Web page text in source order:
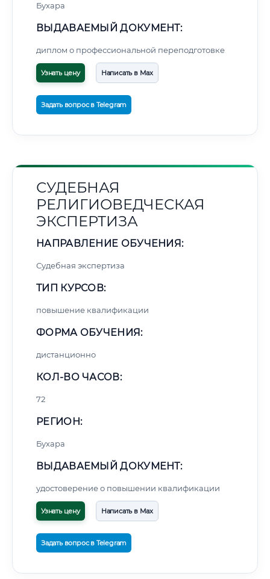
Бухара
ВЫДАВАЕМЫЙ ДОКУМЕНТ:
диплом о профессиональной переподготовке
Узнать цену Написать в Max
Задать вопрос в Telegram
СУДЕБНАЯ
РЕЛИГИОВЕДЧЕСКАЯ
ЭКСПЕРТИЗА
НАПРАВЛЕНИЕ ОБУЧЕНИЯ:
Судебная экспертиза
ТИП КУРСОВ:
повышение квалификации
ФОРМА ОБУЧЕНИЯ:
дистанционно
КОЛ-ВО ЧАСОВ:
72
РЕГИОН:
Бухара
ВЫДАВАЕМЫЙ ДОКУМЕНТ:
удостоверение о повышении квалификации
Узнать цену Написать в Max
Задать вопрос в Telegram